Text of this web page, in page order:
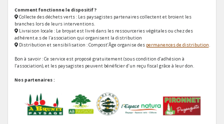
Comment fonctionne le dispositif ?
Collecte des déchets verts : Les paysagistes partenaires collectent et broient les
branches lors de leurs interventions.
Livraison locale : Le broyat est livré dans les ressourceries végétales ou chez des
adhérent.e.s de l'association qui organisent la distribution
Distribution et sensibilisation : Compost’Âge organise des permanences de distribution.
Bon à savoir : Ce service est proposé gratuitement (sous condition d’adhésion à
l’association), et les paysagistes peuvent bénéficier d’un reçu fiscal grâce à leur don.
Nos partenaires :